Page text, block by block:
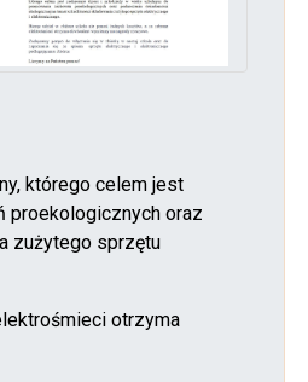
którego celem jest
proekologicznych oraz
zużytego sprzętu
otrzyma